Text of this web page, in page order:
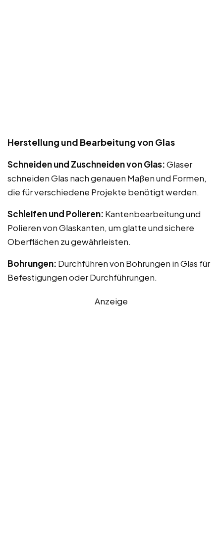
Herstellung und Bearbeitung von Glas
Schneiden und Zuschneiden von Glas:Glaser
schneiden Glas nach genauen Maßen und Formen,
die für verschiedene Projekte benötigt werden.
Schleifen und Polieren: Kantenbearbeitung und
Polieren von Glaskanten, um glatte und sichere
Oberflächen zu gewährleisten.
Bohrungen: Durchführen von Bohrungen in Glas für
Befestigungen oder Durchführungen.
Anzeige